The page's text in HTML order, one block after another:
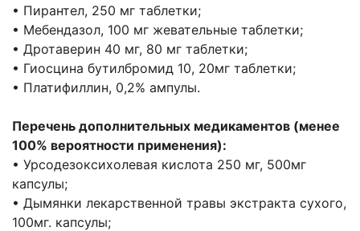
• Пирантел, 250 мг таблетки;
• Мебендазол, 100 мг жевательные таблетки;
• Дротаверин 40 мг, 80 мг таблетки;
• Гиосцина бутилбромид 10, 20мг таблетки;
• Платифиллин, 0,2% ампулы.
Перечень дополнительных медикаментов (менее
100% вероятности применения):
• Урсодезоксихолевая кислота 250 мг, 500мг
капсулы;
• Дымянки лекарственной травы экстракта сухого,
100мг. капсулы;